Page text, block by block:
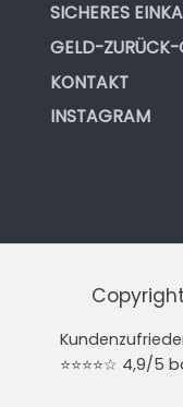
SICHERES
GELD-
KONTAKT
INSTAGRAM
⭐⭐⭐⭐☆ 4,9/